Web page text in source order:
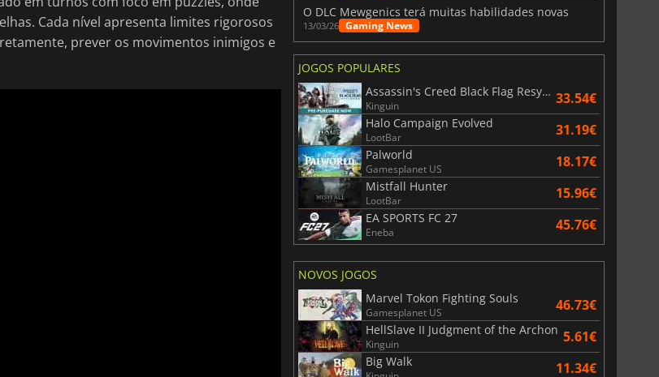
Cada nível apresenta limites rigorosos
prever os movimentos inimigos e
O DLC Mewgenics terá muitas habilidades novas
13/03/26 Gaming News
JOGOS POPULARES
Assassin's Creed Black Flag Resynced
Kinguin 33.54€
Halo Campaign Evolved
LootBar 31.19€
Palworld
Gamesplanet US 18.17€
Mistfall Hunter
LootBar 15.96€
EA SPORTS FC 27
Eneba 45.76€
NOVOS JOGOS
Marvel Tokon Fighting Souls
Gamesplanet US 46.73€
HellSlave II Judgment of the Archon
Kinguin 5.61€
Big Walk 11.34€